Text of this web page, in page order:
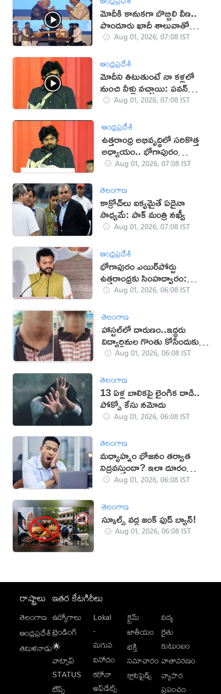
మోదీకి కానుకగా బొబ్బిలి వీణ..
పొందూరు ఖాదీ శాలువాతో
ఘన సత్కారం (VIDEO)
Aug 01, 2026, 07:08 IST
ఆంధ్రప్రదేశ్
మోదీని తిటుతుంటే నా కళ్లలో
నుంచి నీళ్లు వచ్చాయి: పవన్
(వీడియో)
Aug 01, 2026, 07:08 IST
ఆంధ్రప్రదేశ్
ఉత్తరాంధ్ర అభివృద్ధిలో సరికొత్త
అధ్యాయం.. భోగాపురం
ఎయిర్‌పోర్టు: పవన్‌
Aug 01, 2026, 07:08 IST
తెలంగాణ
కాక్రోచ్‌లు ఐక్యమైతే ఏదైనా
సాధ్యమే: పాక్ మంత్రి నఖ్వీ
Aug 01, 2026, 07:08 IST
ఆంధ్రప్రదేశ్
భోగాపురం ఎయిర్‌పోర్టు
ఉత్తరాంధ్రకు సింహద్వారం:
రామ్మోహన్ నాయుడు
Aug 01, 2026, 06:08 IST
తెలంగాణ
హాస్టల్‌లో దారుణం..ఇద్దరు
విద్యార్థినుల గొంతు కోసేందుకు
తోటి విద్యార్థిని యత్నం
Aug 01, 2026, 06:08 IST
తెలంగాణ
13 ఏళ్ల బాలికపై లైంగిక దాడి..
పోక్సో కేసు నమోదు
Aug 01, 2026, 06:08 IST
తెలంగాణ
మధ్యాహ్నం భోజనం తర్వాత
నిద్రవస్తుందా? ఇలా దూరం
చేసుకోండి
Aug 01, 2026, 06:08 IST
తెలంగాణ
స్కూల్స్ వద్ద జంక్ ఫుడ్ బ్యాన్!
Aug 01, 2026, 06:08 IST
రాష్ట్రాలు
తెలంగాణ
ఆంధ్రప్రదేశ్
తమిళనాడు
ఇతర కేటగిరీలు
ఉద్యోగాలు
ట్రెండింగ్
🌟
వాట్సాప్
STATUS
టిప్స్
Lokal
-
మగువ
వినోదం
కరోనా
అప్‌డేట్స్
క్రైమ్
జాతీయం
భక్తి
సమాచారం
క్లాసిఫైడ్స్
విద్య
రైతు
కుటుంబం
వాతావరణం
వ్యాపార
ప్రపంచం